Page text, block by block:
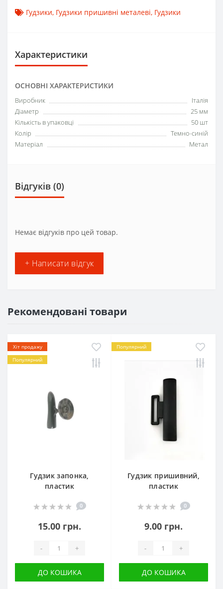
Гудзики, Гудзики пришивні металеві, Гудзики
Характеристики
ОСНОВНІ ХАРАКТЕРИСТИКИ
Виробник
Італія
Діаметр
25 мм
Кількість в упаковці
50 шт
Колір
Темно-синій
Матеріал
Метал
Відгуків (0)
Немає відгуків про цей товар.
+ Написати відгук
Рекомендовані товари
Хіт продажу
Популярний
Гудзик запонка,
пластик
0
15.00 грн.
- +
ДО КОШИКА
Популярний
Гудзик пришивний,
пластик
0
9.00 грн.
- +
ДО КОШИКА